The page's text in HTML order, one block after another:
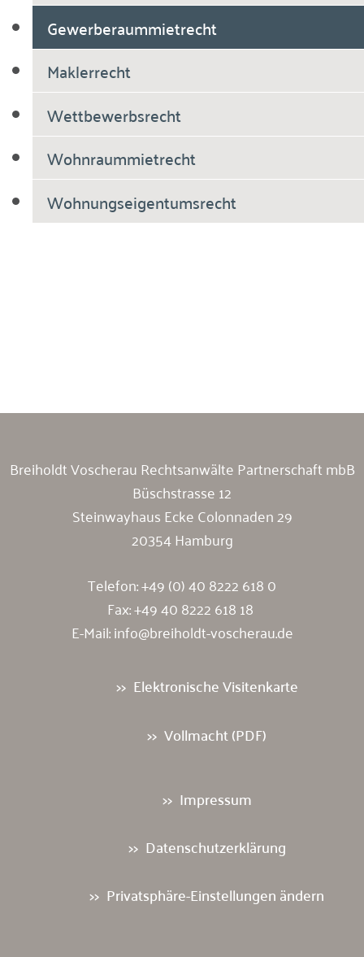
Gewerberaummietrecht
Maklerrecht
Wettbewerbsrecht
Wohnraummietrecht
Wohnungseigentumsrecht
Breiholdt Voscherau Rechtsanwälte Partnerschaft mbB
Büschstrasse 12
Steinwayhaus Ecke Colonnaden 29
20354 Hamburg
Telefon:+49 (0) 40 8222 618 0
Fax: +49 40 8222 618 18
E-Mail:info@breiholdt-voscherau.de
Elektronische Visitenkarte
Vollmacht (PDF)
Impressum
Datenschutzerklärung
Privatsphäre-Einstellungen ändern